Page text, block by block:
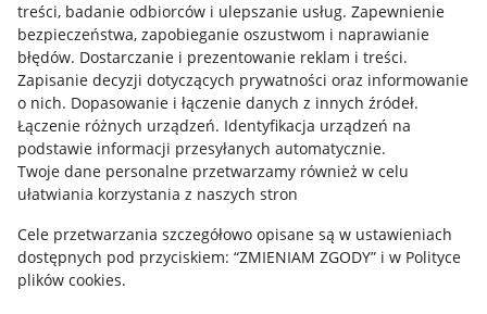
treści, badanie odbiorców i ulepszanie usług. Zapewnienie
bezpieczeństwa, zapobieganie oszustwom i naprawianie
błędów. Dostarczanie i prezentowanie reklam i treści.
Zapisanie decyzji dotyczących prywatności oraz informowanie
o nich. Dopasowanie i łączenie danych z innych źródeł.
Łączenie różnych urządzeń. Identyfikacja urządzeń na
podstawie informacji przesyłanych automatycznie.
Twoje dane personalne przetwarzamy również w celu
ułatwiania korzystania z naszych stron
Cele przetwarzania szczegółowo opisane są w ustawieniach
dostępnych pod przyciskiem: “ZMIENIAM ZGODY” i w Polityce
plików cookies.
Mapa miejscowości
Informacje prawne
Regulamin
Polityka plików "cookies"
Ustawienia plików "cookies"
Udostępnianie lokalizacji
Informacje dla Aktu o Usługach Cyfrowych